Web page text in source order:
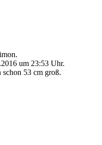
um 23:53 Uhr.
53 cm groß.